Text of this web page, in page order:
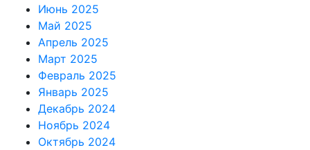
Июнь 2025
Май 2025
Апрель 2025
Март 2025
Февраль 2025
Январь 2025
Декабрь 2024
Ноябрь 2024
Октябрь 2024